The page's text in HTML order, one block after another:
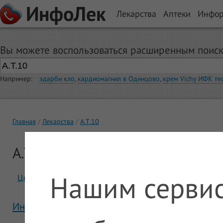
ИнфоЛек Лекарства Аптеки
Вы можете воспользоваться расширенным
Например: эдарби кло, кардиомагнил в Одинцово, крем Vichy ИФК
Главная Лекарства А.Т.10
А.Т.10
Цены Отзывы
Инструкция А.Т.10
Нашим